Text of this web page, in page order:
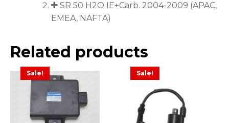
SR 50 H2O IE+Carb. 2004-2009 (APAC,
EMEA, NAFTA)
Related products
Sale! Sale!